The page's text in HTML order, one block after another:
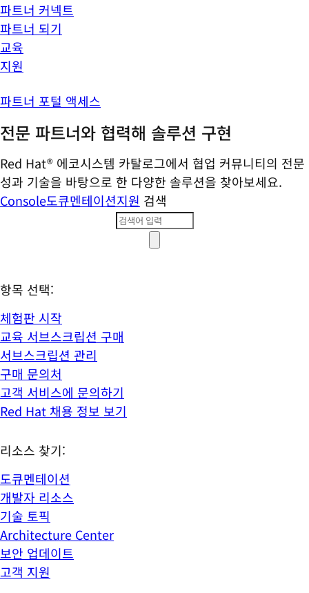
파트너 커넥트
파트너 되기
교육
지원
파트너 포털 액세스
전문 파트너와 협력해 솔루션 구현
Red Hat® 에코시스템 카탈로그에서 협업 커뮤니티의 전문
성과 기술을 바탕으로 한 다양한 솔루션을 찾아보세요.
Console도큐멘테이션지원 검색
항목 선택:
체험판 시작
교육 서브스크립션 구매
서브스크립션 관리
구매 문의처
고객 서비스에 문의하기
Red Hat 채용 정보 보기
리소스 찾기:
도큐멘테이션
개발자 리소스
기술 토픽
Architecture Center
보안 업데이트
고객 지원